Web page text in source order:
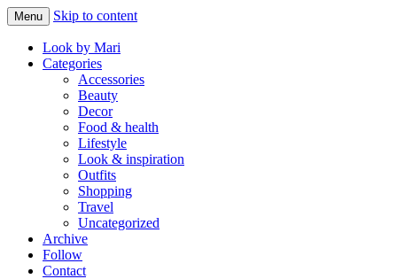
LOOK BY MARI
Makeup & beauty blog
Menu Skip to content
Look by Mari
Categories
Accessories
Beauty
Decor
Food & health
Lifestyle
Look & inspiration
Outfits
Shopping
Travel
Uncategorized
Archive
Follow
Contact